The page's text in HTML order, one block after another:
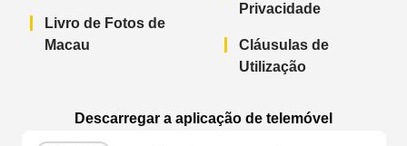
Livro de Fotos de
Macau
Privacidade
Cláusulas de
Utilização
Descarregar a aplicação de telemóvel